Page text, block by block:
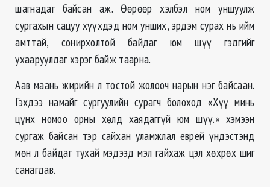
шагнадаг байсан аж. Өөрөөр хэлбэл ном уншуулж
сургахын сацуу хүүхдэд ном унших, эрдэм сурах нь ийм
амттай, сонирхолтой байдаг юм шүү гэдгийг
ухааруулдаг хэрэг байж таарна.
Аав маань жирийн л тостой жолооч нарын нэг байсаан.
Гэхдээ намайг сургуулийн сурагч болоход «Хүү минь
цүнх номоо орны хөлд хаядаггүй юм шүү.» хэмээн
сургаж байсан тэр сайхан уламжлал еврей үндэстэнд
мөн л байдаг тухай мэдээд мэл гайхаж цэл хөхрөх шиг
санагдав.